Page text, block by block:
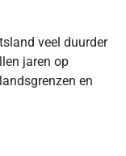
veel duurder
jaren op
en